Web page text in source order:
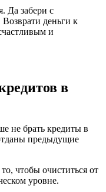
Да забери с
деньги к
и
в
не брать кредиты в
предыдущие
чтобы очиститься от
уровне.